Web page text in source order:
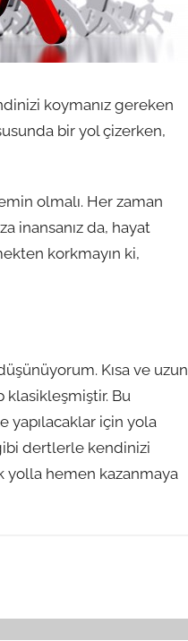
koymanız gereken
bir yol çizerken,
olmalı. Her zaman
inansanız da, hayat
korkmayın ki,
Kısa ve uzun
klasikleşmiştir. Bu
yapılacaklar için yola
dertlerle kendinizi
yolla hemen kazanmaya